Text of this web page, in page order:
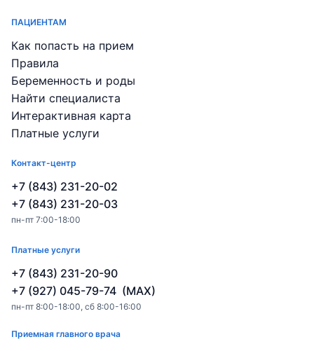
ПАЦИЕНТАМ
Как попасть на прием
Правила
Беременность и роды
Найти специалиста
Интерактивная карта
Платные услуги
Контакт-центр
+7 (843) 231-20-02
+7 (843) 231-20-03
пн-пт 7:00-18:00
Платные услуги
+7 (843) 231-20-90
+7 (927) 045-79-74 (MAX)
пн-пт 8:00-18:00, сб 8:00-16:00
Приемная главного врача